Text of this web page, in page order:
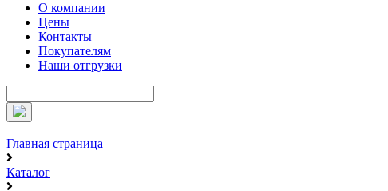
О компании
Цены
Контакты
Покупателям
Наши отгрузки
Главная страница
Каталог